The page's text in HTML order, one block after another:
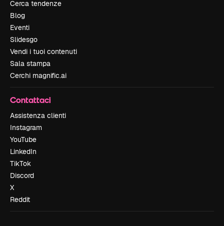
Cerca tendenze
Blog
Eventi
Slidesgo
Vendi i tuoi contenuti
Sala stampa
Cerchi magnific.ai
Contattaci
Assistenza clienti
Instagram
YouTube
LinkedIn
TikTok
Discord
X
Reddit